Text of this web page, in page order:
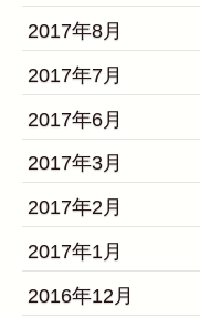
2017年8月
2017年7月
2017年6月
2017年3月
2017年2月
2017年1月
2016年12月